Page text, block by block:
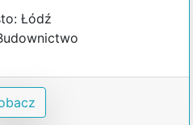
Łódź